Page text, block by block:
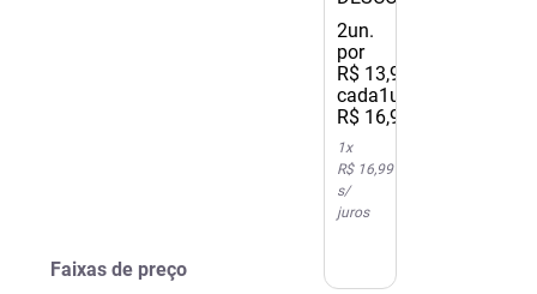
Faixas de preço
Kit
Preto
Azulado
Incrível
2 0
2un.
por
R$ 13,99
cada1un.
R$ 16,99
1x
R$ 16,99
s/
juros